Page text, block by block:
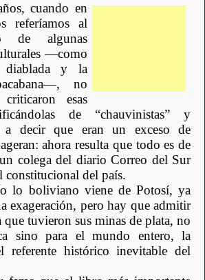
cuando en
referíamos al
de algunas
—como
diablada y la
no
esas
de “chauvinistas” y
a decir que eran un exceso de
ahora resulta que todo es de
colega del diario Correo del Sur
constitucional del país.
lo boliviano viene de Potosí, ya
exageración, pero hay que admitir
tuvieron sus minas de plata, no
sino para el mundo entero, la
referente histórico inevitable del